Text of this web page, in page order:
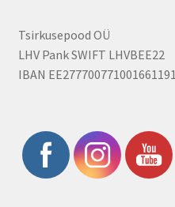
Tsirkusepood OÜ
LHV Pank SWIFT LHVBEE22
IBAN EE277700771001661191